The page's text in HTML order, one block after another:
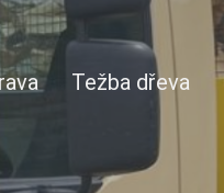
Težba dřeva